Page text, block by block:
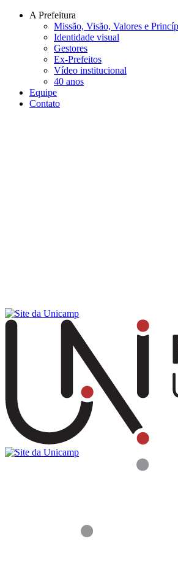
Conteúdo principal
A Prefeitura
Missão, Visão, Valores e
Identidade visual
Gestores
Ex-Prefeitos
Vídeo institucional
40 anos
Equipe
Contato